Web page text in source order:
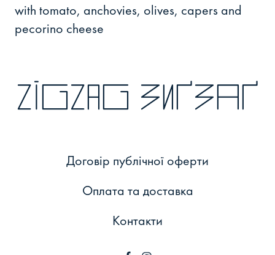
with tomato, anchovies, olives, capers and
pecorino cheese
zigzag зиґзаґ
Договір публічної оферти
Оплата та доставка
Контакти